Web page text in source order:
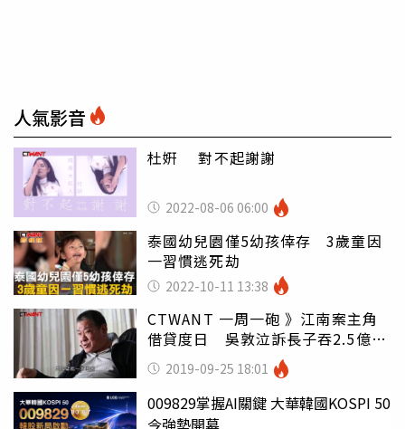
人氣影音
杜姸 對不起謝謝
2022-08-06 06:00
泰國幼兒園僅5幼孩倖存 3歲童因
一習慣逃死劫
2022-10-11 13:38
CTWANT 一周一砲 》江南案主角
借貸度日 吳敦泣訴長子吞2.5億棄
養 2019-09-25 18:01
009829掌握AI關鍵 大華韓國KOSPI 50
今強勢開募